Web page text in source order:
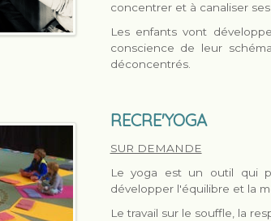
concentrer et à canaliser
Les enfants vont
conscience de leur
déconcentrés.
RECRE'YOGA
SUR DEMANDE
Le yoga est un outil qui
développer l'équilibre et la
Le travail sur le souffle, la